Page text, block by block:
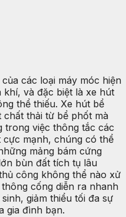
các loại máy móc hiện
và đặc biệt là xe hút
thể thiếu. Xe hút bể
thải từ bể phốt mà
việc thông tắc các
mạnh, chúng có thể
mảng bám cứng
bùn đất tích tụ lâu
công không thể nào xử
cống diễn ra nhanh
giảm thiểu tối đa sự
gia đình bạn.